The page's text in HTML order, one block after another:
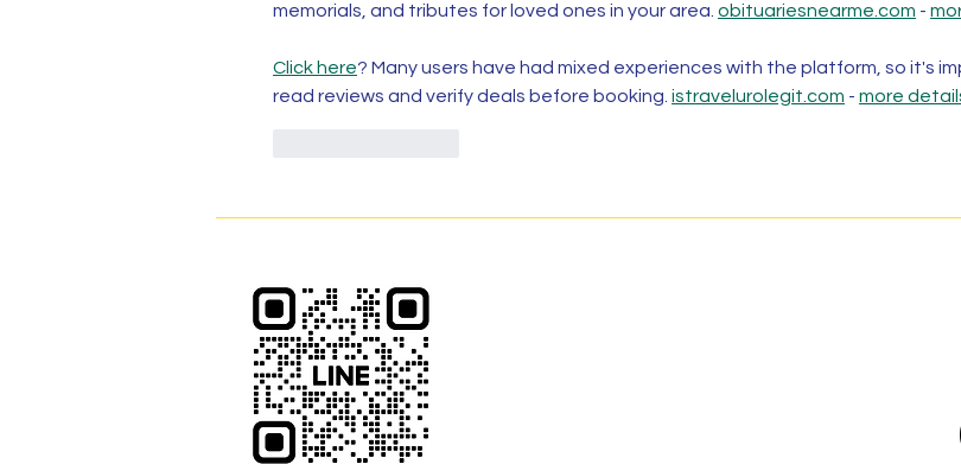
memorials, and tributes for loved ones in your area. obituariesnearme.com -
Click here? Many users have had mixed experiences with the platform, so it's
read reviews and verify deals before booking. istravelurolegit.com - more